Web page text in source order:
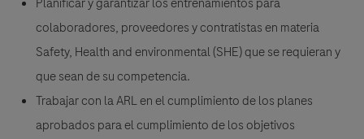
colaboradores, proveedores y contratistas en materia
Safety, Health and environmental (SHE) que se requieran y
que sean de su competencia.
Trabajar con la ARL en el cumplimiento de los planes
aprobados para el cumplimiento de los objetivos